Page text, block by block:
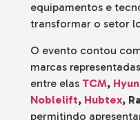
equipamentos e
transformar o setor
O evento contou
marcas
entre elas TCM,
Noblelift, Hubtex,
permitindo